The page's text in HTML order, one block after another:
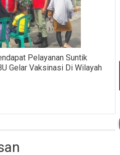
Pelayanan Suntik
Gelar Vaksinasi Di Wilayah